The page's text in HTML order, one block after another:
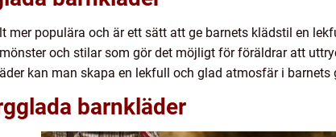
mer populära och är ett sätt att ge barnets klädstil en
och stilar som gör det möjligt för föräldrar att
kan man skapa en lekfull och glad atmosfär i barnets
barnkläder